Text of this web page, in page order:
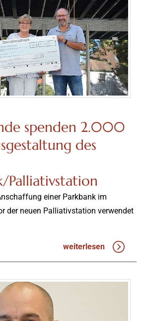
spenden 2.000
des
Palliativstation
einer Parkbank im
der neuen Palliativstation verwendet
weiterlesen